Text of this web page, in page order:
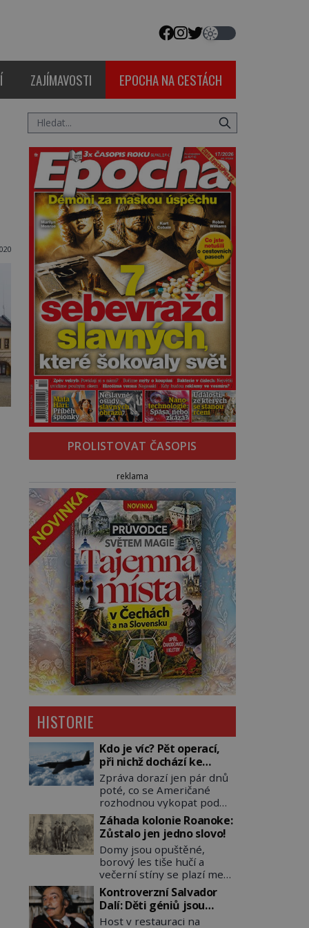
ZAJÍMAVOSTI EPOCHA NA CESTÁCH
PROLISTOVAT ČASOPIS
reklama
HISTORIE
Kdo je víc? Pět operací,
při nichž dochází ke
střetu obou tajných
služeb
Zpráva dorazí jen pár dnů
poté, co se Američané
rozhodnou vykopat pod
východní částí Berlína
několik stovek metrů
dlouhý tunel. Sověti na
sobě nenechají nic znát a
nechají nepřítele, aby si
myslel, že je přechytračil.
Cennou informaci jim dodá
jeden z agentů. Oba tábory
jsou zvyklé působit v
Záhada kolonie Roanoke:
Zůstalo jen jedno slovo!
Domy jsou opuštěné,
borový les tiše hučí a
večerní stíny se plazí mezi
kmeny. Kolem osady je
nově postavená palisáda,
ale ani to nejspíš nedokáže
osadníky zachránit. Muži,
Kontroverzní Salvador
Dalí: Děti géniů jsou
pitomci!
Host v restauraci na